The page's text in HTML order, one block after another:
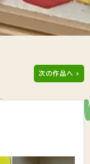
次の作品へ »